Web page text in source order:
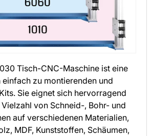
Tisch-CNC-Maschine ist eine
einfach zu montierenden und
Sie eignet sich hervorragend
von Schneid-, Bohr- und
auf verschiedenen Materialien,
MDF, Kunststoffen, Schäumen,